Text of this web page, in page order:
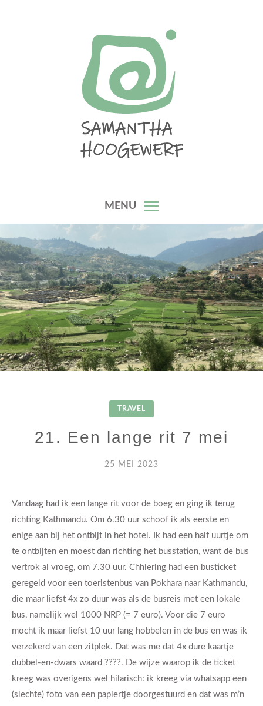
MENU
TRAVEL
21. Een lange rit 7 mei
25 MEI 2023
Vandaag had ik een lange rit voor de boeg en ging ik terug
richting Kathmandu. Om 6.30 uur schoof ik als eerste en
enige aan bij het ontbijt in het hotel. Ik had een half uurtje om
te ontbijten en moest dan richting het busstation, want de bus
vertrok al vroeg, om 7.30 uur. Chhiering had een busticket
geregeld voor een toeristenbus van Pokhara naar Kathmandu,
die maar liefst 4x zo duur was als de busreis met een lokale
bus, namelijk wel 1000 NRP (= 7 euro). Voor die 7 euro
mocht ik maar liefst 10 uur lang hobbelen in de bus en was ik
verzekerd van een zitplek. Dat was me dat 4x dure kaartje
dubbel-en-dwars waard ????. De wijze waarop ik de ticket
kreeg was overigens wel hilarisch: ik kreeg via whatsapp een
(slechte) foto van een papiertje doorgestuurd en dat was m’n